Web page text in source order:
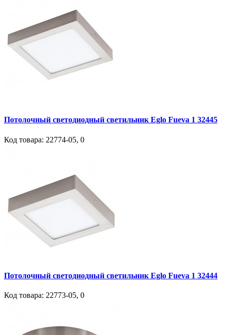
Потолочный светодиодный светильник Eglo Fueva 1 32445
Код товара: 22774-05, 0
Потолочный светодиодный светильник Eglo Fueva 1 32444
Код товара: 22773-05, 0